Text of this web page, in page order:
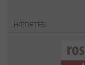
HIRDETES